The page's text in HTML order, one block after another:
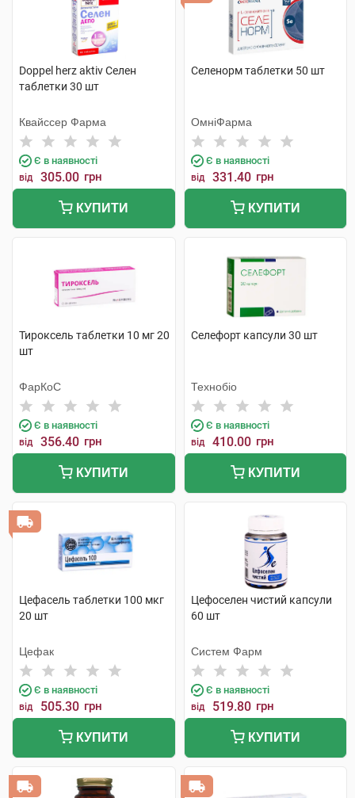
Doppel herz aktiv Селен
таблетки 30 шт
Квайссер Фарма
Є в наявності
від 305.00 грн
КУПИТИ
Селенорм таблетки 50 шт
ОмніФарма
Є в наявності
від 331.40 грн
КУПИТИ
Тироксель таблетки 10 мг 20
шт
ФарКоС
Є в наявності
від 356.40 грн
КУПИТИ
Селефорт капсули 30 шт
Технобіо
Є в наявності
від 410.00 грн
КУПИТИ
Цефасель таблетки 100 мкг
20 шт
Цефак
Є в наявності
від 505.30 грн
КУПИТИ
Цефоселен чистий капсули
60 шт
Систем Фарм
Є в наявності
від 519.80 грн
КУПИТИ